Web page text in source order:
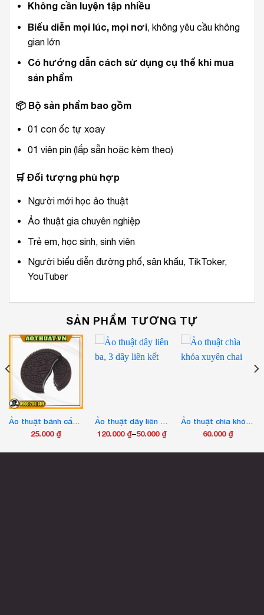
Không cần luyện tập nhiều
Biểu diễn mọi lúc, mọi nơi, không yêu cầu không
gian lớn
Có hướng dẫn cách sử dụng cụ thể khi mua
sản phẩm
📦 Bộ sản phẩm bao gồm
01 con ốc tự xoay
01 viên pin (lắp sẵn hoặc kèm theo)
🛒 Đối tượng phù hợp
Người mới học ảo thuật
Ảo thuật gia chuyên nghiệp
Trẻ em, học sinh, sinh viên
Người biểu diễn đường phố, sân khấu, TikToker,
YouTuber
SẢN PHẨM TƯƠNG TỰ
Ảo thuật bánh cắn tự lành
25.000 ₫
Ảo thuật dây liên ba, 3 dây liên kết
50.000 ₫
–
120.000 ₫
Khoảng
giá:
Ảo thuật chìa khóa xuyên chai
60.000 ₫